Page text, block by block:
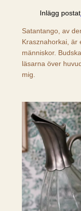
Inlägg postat
Satantango, av
Krasznahorkai, är
människor.
läsarna över
mig.